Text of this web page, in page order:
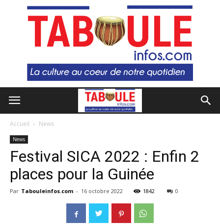
Accueil News
News
Festival SICA 2022 : Enfin 2
places pour la Guinée
Par Tabouleinfos.com - 16 octobre 2022 1842 0